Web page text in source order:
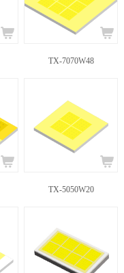
TX-7070W48
TX-5050W20